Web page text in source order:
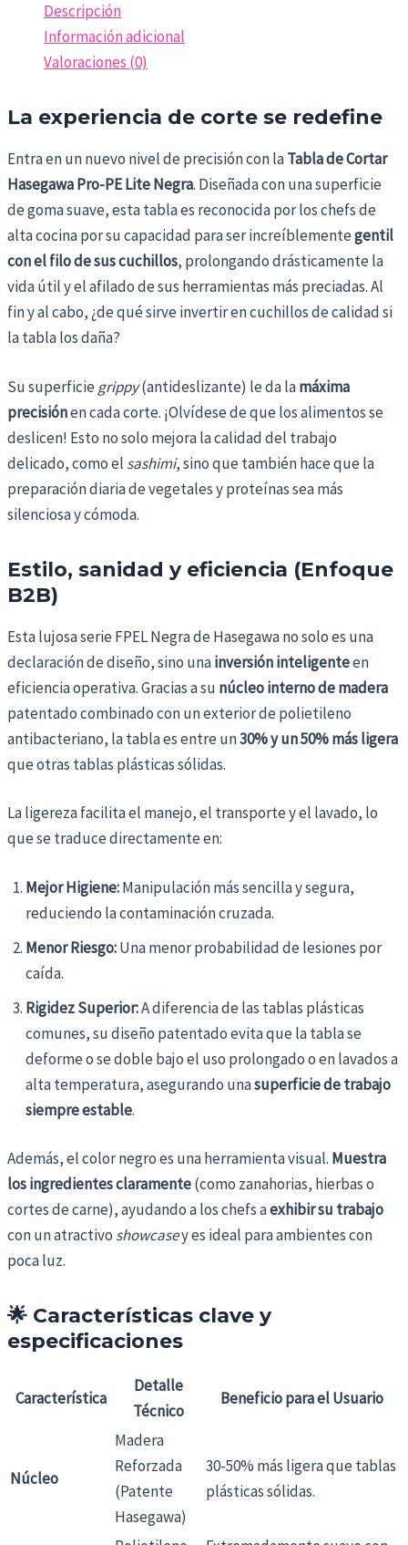
Descripción
Información adicional
Valoraciones (0)
La experiencia de corte se redefine
Entra en un nuevo nivel de precisión con laTabla de Cortar
Hasegawa Pro-PE Lite Negra. Diseñada con una superficie
de goma suave, esta tabla es reconocida por los chefs de
alta cocina por su capacidad para ser increíblementegentil
con el filo de sus cuchillos, prolongando drásticamente la
vida útil y el afilado de sus herramientas más preciadas. Al
fin y al cabo, ¿de qué sirve invertir en cuchillos de calidad si
la tabla los daña?
Su superficiegrippy(antideslizante) le da lamáxima
precisiónen cada corte. ¡Olvídese de que los alimentos se
deslicen! Esto no solo mejora la calidad del trabajo
delicado, como el sashimi, sino que también hace que la
preparación diaria de vegetales y proteínas sea más
silenciosa y cómoda.
Estilo, sanidad y eficiencia (Enfoque
B2B)
Esta lujosa serie FPEL Negra de Hasegawa no solo es una
declaración de diseño, sino unainversión inteligenteen
eficiencia operativa. Gracias a su núcleo interno de madera
patentado combinado con un exterior de polietileno
antibacteriano, la tabla es entre un30% y un 50% más ligera
que otras tablas plásticas sólidas.
La ligereza facilita el manejo, el transporte y el lavado, lo
que se traduce directamente en:
Mejor Higiene:Manipulación más sencilla y segura,
reduciendo la contaminación cruzada.
Menor Riesgo:Una menor probabilidad de lesiones por
caída.
Rigidez Superior:A diferencia de las tablas plásticas
comunes, su diseño patentado evita que la tabla se
deforme o se doble bajo el uso prolongado o en lavados a
alta temperatura, asegurando unasuperficie de trabajo
siempre estable.
Además, el color negro es una herramienta visual. Muestra
los ingredientes claramente(como zanahorias, hierbas o
cortes de carne), ayudando a los chefs aexhibir su trabajo
con un atractivo showcasey es ideal para ambientes con
poca luz.
🌟 Características clave y
especificaciones
Característica
Detalle
Técnico
Beneficio para el Usuario
Núcleo
Madera
Reforzada
(Patente
Hasegawa)
30-50% más ligera que tablas
plásticas sólidas.